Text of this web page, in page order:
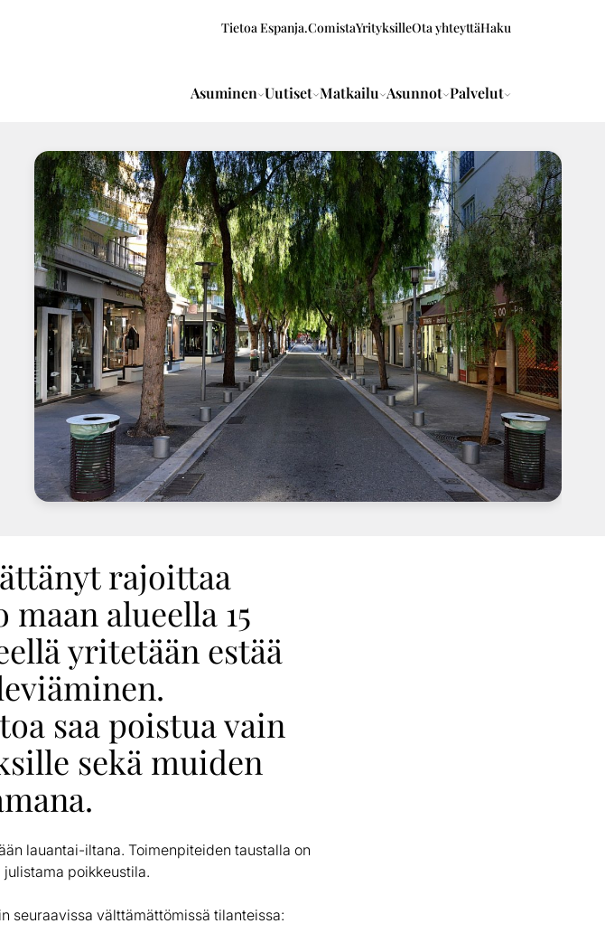
Tietoa Espanja.ComistaYrityksilleOta yhteyttäHaku
Asuminen Uutiset Matkailu Asunnot Palvelut
rajoittaa
alueella 15
yritetään estää
saa poistua vain
sekä muiden
lauantai-iltana. Toimenpiteiden taustalla on
poikkeustila.
seuraavissa välttämättömissä tilanteissa: